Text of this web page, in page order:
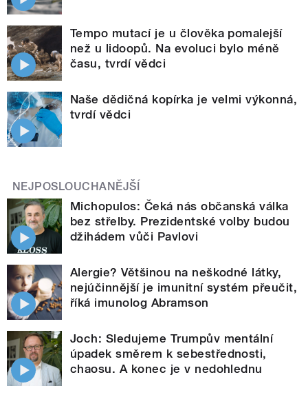
Tempo mutací je u člověka pomalejší
než u lidoopů. Na evoluci bylo méně
času, tvrdí vědci
Naše dědičná kopírka je velmi výkonná,
tvrdí vědci
NEJPOSLOUCHANĚJŠÍ
Michopulos: Čeká nás občanská válka
bez střelby. Prezidentské volby budou
džihádem vůči Pavlovi
Alergie? Většinou na neškodné látky,
nejúčinnější je imunitní systém přeučit,
říká imunolog Abramson
Joch: Sledujeme Trumpův mentální
úpadek směrem k sebestřednosti,
chaosu. A konec je v nedohlednu